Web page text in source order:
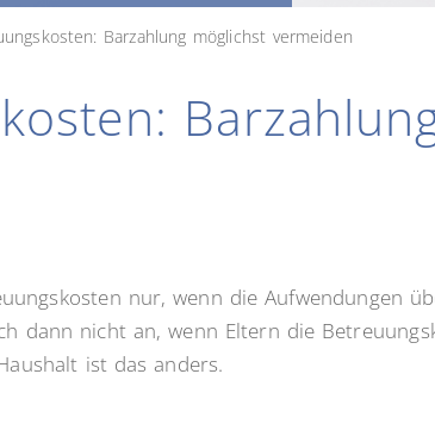
Barzahlung möglichst vermeiden
nur, wenn die Aufwendungen
dann nicht an, wenn Eltern die
ist das anders.